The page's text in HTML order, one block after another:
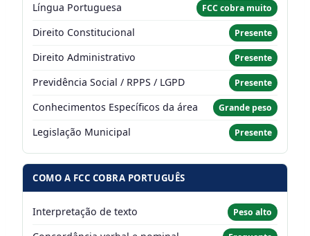
Língua Portuguesa FCC cobra muito
Direito Constitucional Presente
Direito Administrativo Presente
Previdência Social / RPPS / LGPD Presente
Conhecimentos Específicos da área Grande peso
Legislação Municipal Presente
COMO A FCC COBRA PORTUGUÊS
Interpretação de texto Peso alto